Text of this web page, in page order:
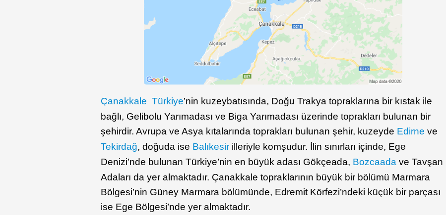
Çanakkale Türkiye’nin kuzeybatısında, Doğu Trakya topraklarına bir kıstak ile
bağlı, Gelibolu Yarımadası ve Biga Yarımadası üzerinde toprakları bulunan bir
şehirdir. Avrupa ve Asya kıtalarında toprakları bulunan şehir, kuzeyde Edirne ve
Tekirdağ, doğuda ise Balıkesir illeriyle komşudur. İlin sınırları içinde, Ege
Denizi’nde bulunan Türkiye’nin en büyük adası Gökçeada, Bozcaada ve Tavşan
Adaları da yer almaktadır. Çanakkale topraklarının büyük bir bölümü Marmara
Bölgesi’nin Güney Marmara bölümünde, Edremit Körfezi’ndeki küçük bir parçası
ise Ege Bölgesi’nde yer almaktadır.